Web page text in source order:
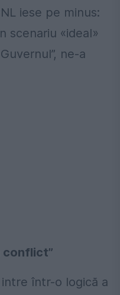
iese pe minus:
scenariu «ideal»
ne-a
conflict”
intre într-o logică a